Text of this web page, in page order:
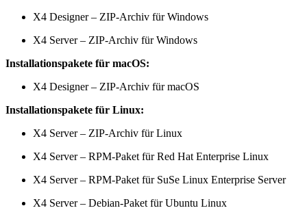
X4 Designer – ZIP-Archiv für Windows
X4 Server – ZIP-Archiv für Windows
Installationspakete für macOS:
X4 Designer – ZIP-Archiv für macOS
Installationspakete für Linux:
X4 Server – ZIP-Archiv für Linux
X4 Server – RPM-Paket für Red Hat Enterprise Linux
X4 Server – RPM-Paket für SuSe Linux Enterprise Server
X4 Server – Debian-Paket für Ubuntu Linux